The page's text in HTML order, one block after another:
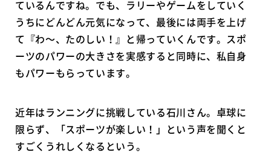
ているんですね。でも、ラリーやゲームをしていく
うちにどんどん元気になって、最後には両手を上げ
て『わ～、たのしい！』と帰っていくんです。スポ
ーツのパワーの大きさを実感すると同時に、私自身
もパワーもらっています。
近年はランニングに挑戦している石川さん。卓球に
限らず、「スポーツが楽しい！」という声を聞くと
すごくうれしくなるという。